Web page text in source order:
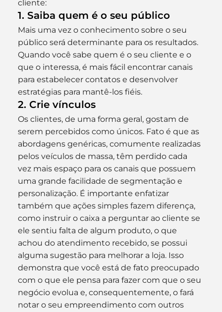
cliente:
1. Saiba quem é o seu público
Mais uma vez o conhecimento sobre o seu
público será determinante para os resultados.
Quando você sabe quem é o seu cliente e o
que o interessa, é mais fácil encontrar canais
para estabelecer contatos e desenvolver
estratégias para mantê-los fiéis.
2. Crie vínculos
Os clientes, de uma forma geral, gostam de
serem percebidos como únicos. Fato é que as
abordagens genéricas, comumente realizadas
pelos veículos de massa, têm perdido cada
vez mais espaço para os canais que possuem
uma grande facilidade de segmentação e
personalização. É importante enfatizar
também que ações simples fazem diferença,
como instruir o caixa a perguntar ao cliente se
ele sentiu falta de algum produto, o que
achou do atendimento recebido, se possui
alguma sugestão para melhorar a loja. Isso
demonstra que você está de fato preocupado
com o que ele pensa para fazer com que o seu
negócio evolua e, consequentemente, o fará
notar o seu empreendimento com outros